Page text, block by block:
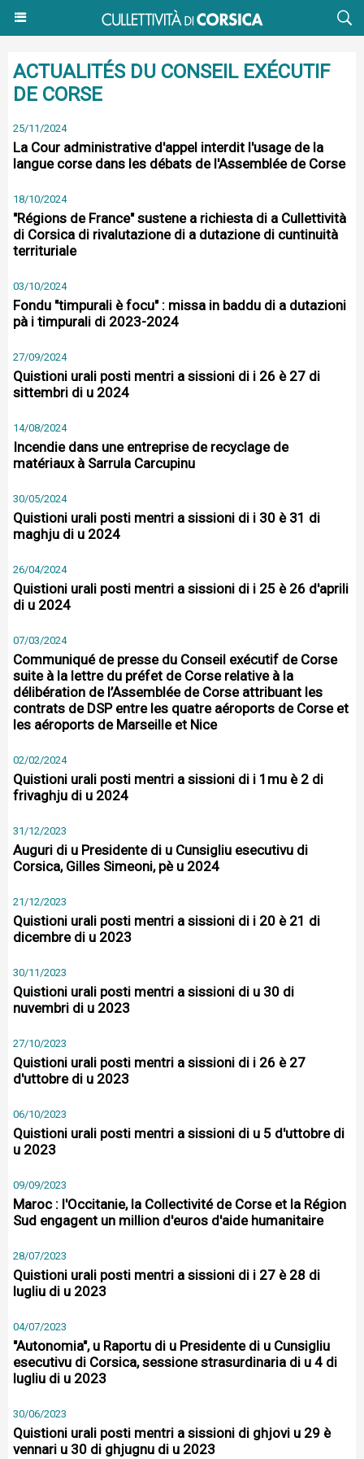
ACTUALITÉS DU CONSEIL EXÉCUTIF
DE CORSE
25/11/2024
La Cour administrative d'appel interdit l'usage de la
langue corse dans les débats de l'Assemblée de Corse
18/10/2024
"Régions de France" sustene a richiesta di a Cullettività
di Corsica di rivalutazione di a dutazione di cuntinuità
territuriale
03/10/2024
Fondu "timpurali è focu" : missa in baddu di a dutazioni
pà i timpurali di 2023-2024
27/09/2024
Quistioni urali posti mentri a sissioni di i 26 è 27 di
sittembri di u 2024
14/08/2024
Incendie dans une entreprise de recyclage de
matériaux à Sarrula Carcupinu
30/05/2024
Quistioni urali posti mentri a sissioni di i 30 è 31 di
maghju di u 2024
26/04/2024
Quistioni urali posti mentri a sissioni di i 25 è 26 d'aprili
di u 2024
07/03/2024
Communiqué de presse du Conseil exécutif de Corse
suite à la lettre du préfet de Corse relative à la
délibération de l’Assemblée de Corse attribuant les
contrats de DSP entre les quatre aéroports de Corse et
les aéroports de Marseille et Nice
02/02/2024
Quistioni urali posti mentri a sissioni di i 1mu è 2 di
frivaghju di u 2024
31/12/2023
Auguri di u Presidente di u Cunsigliu esecutivu di
Corsica, Gilles Simeoni, pè u 2024
21/12/2023
Quistioni urali posti mentri a sissioni di i 20 è 21 di
dicembre di u 2023
30/11/2023
Quistioni urali posti mentri a sissioni di u 30 di
nuvembri di u 2023
27/10/2023
Quistioni urali posti mentri a sissioni di i 26 è 27
d'uttobre di u 2023
06/10/2023
Quistioni urali posti mentri a sissioni di u 5 d'uttobre di
u 2023
09/09/2023
Maroc : l'Occitanie, la Collectivité de Corse et la Région
Sud engagent un million d'euros d'aide humanitaire
28/07/2023
Quistioni urali posti mentri a sissioni di i 27 è 28 di
lugliu di u 2023
04/07/2023
"Autonomia", u Raportu di u Presidente di u Cunsigliu
esecutivu di Corsica, sessione strasurdinaria di u 4 di
lugliu di u 2023
30/06/2023
Quistioni urali posti mentri a sissioni di ghjovi u 29 è
vennari u 30 di ghjugnu di u 2023